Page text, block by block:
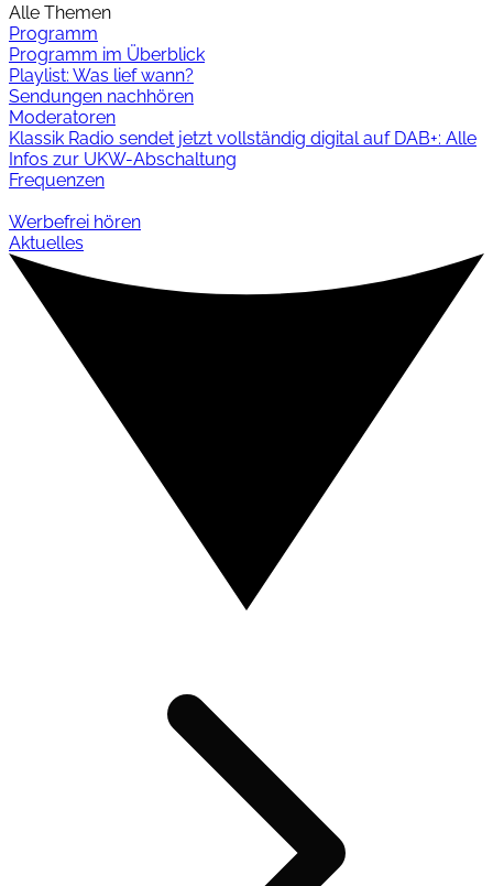
Alle Themen
Programm
Programm im Überblick
Playlist: Was lief wann?
Sendungen nachhören
Moderatoren
Klassik Radio sendet jetzt vollständig digital auf DAB+: Alle
Infos zur UKW-Abschaltung
Frequenzen
Werbefrei hören
Aktuelles